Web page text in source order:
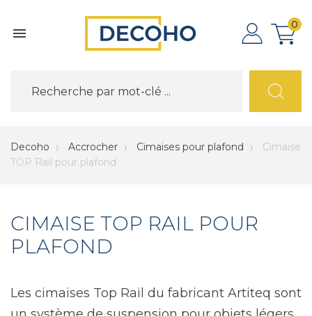

0
Decoho Accrocher Cimaises pour plafond
Cimaise
TOP Rail pour plafond
CIMAISE TOP RAIL POUR
PLAFOND
Les cimaises Top Rail du fabricant Artiteq sont